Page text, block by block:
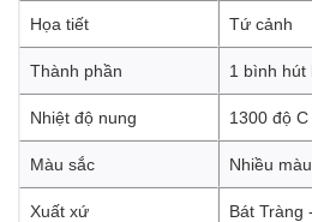
Họa tiết Tứ cảnh
Thành phần 1 bình hút
Nhiệt độ nung 1300 độ C
Màu sắc Nhiều màu
Xuất xứ Bát Tràng